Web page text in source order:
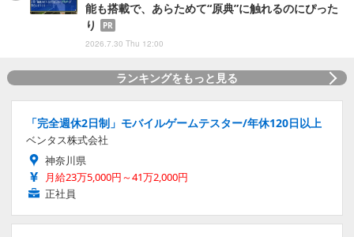
能も搭載で、あらためて“原典”に触れるのにぴった
り
PR
2026.7.30 Thu 12:00
ランキングをもっと見る
「完全週休2日制」モバイルゲームテスター/年休120日以上
ベンタス株式会社
神奈川県
月給23万5,000円～41万2,000円
正社員